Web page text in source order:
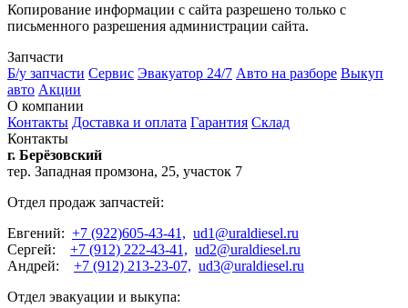
Копирование информации с сайта разрешено только с
письменного разрешения администрации сайта.
Запчасти
Б/у запчасти Сервис Эвакуатор 24/7 Авто на разборе Выкуп
авто Акции
О компании
Контакты Доставка и оплата Гарантия Склад
Контакты
г. Берёзовский
тер. Западная промзона, 25, участок 7
Отдел продаж запчастей:
Евгений: +7 (922)605-43-41, ud1@uraldiesel.ru
Сергей: +7 (912) 222-43-41, ud2@uraldiesel.ru
Андрей: +7 (912) 213-23-07, ud3@uraldiesel.ru
Отдел эвакуации и выкупа: